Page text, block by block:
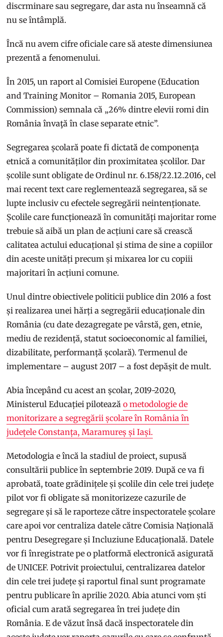
discrminare sau segregare, dar asta nu înseamnă că
nu se întâmplă.
Încă nu avem cifre oficiale care să ateste dimensiunea
prezentă a fenomenului.
În 2015, un raport al Comisiei Europene (Education
and Training Monitor – Romania 2015, European
Commission) semnala că „26% dintre elevii romi din
România învaţă în clase separate etnic”.
Segregarea școlară poate fi dictată de componența
etnică a comunităților din proximitatea școlilor. Dar
școlile sunt obligate de Ordinul nr. 6.158/22.12.2016, cel
mai recent text care reglementează segregarea, să se
lupte inclusiv cu efectele segregării neintenționate.
Școlile care funcționează în comunități majoritar rome
trebuie să aibă un plan de acțiuni care să crească
calitatea actului educațional și stima de sine a copiilor
din aceste unități precum și mixarea lor cu copiii
majoritari în acțiuni comune.
Unul dintre obiectivele politicii publice din 2016 a fost
și realizarea unei hărți a segregării educaționale din
România (cu date dezagregate pe vârstă, gen, etnie,
mediu de rezidență, statut socioeconomic al familiei,
dizabilitate, performanță școlară). Termenul de
implementare – august 2017 – a fost depășit de mult.
Abia începând cu acest an școlar, 2019-2020,
Ministerul Educației piloteazăo metodologie de
monitorizare a segregării școlare în România în
județele Constanța, Maramureș și Iași.
Metodologia e încă la stadiul de proiect, supusă
consultării publice în septembrie 2019. După ce va fi
aprobată, toate grădinițele și școlile din cele trei județe
pilot vor fi obligate să monitorizeze cazurile de
segregare și să le raporteze către inspectoratele școlare
care apoi vor centraliza datele către Comisia Națională
pentru Desegregare și Incluziune Educațională. Datele
vor fi înregistrate pe o platformă electronică asigurată
de UNICEF. Potrivit proiectului, centralizarea datelor
din cele trei județe și raportul final sunt programate
pentru publicare în aprilie 2020. Abia atunci vom ști
oficial cum arată segregarea în trei județe din
România. E de văzut însă dacă inspectoratele din